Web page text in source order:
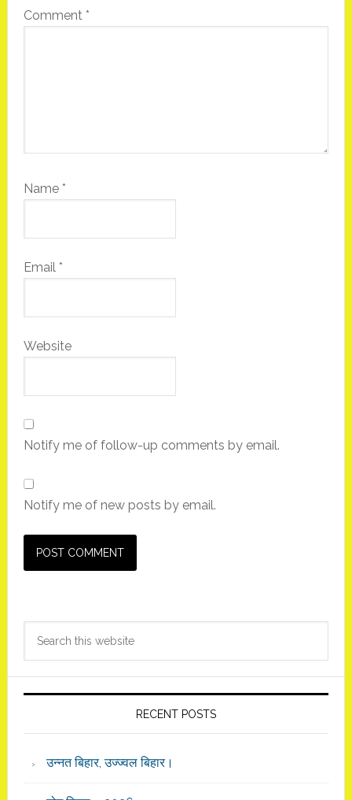
Comment *
Name *
Email *
Website
Notify me of follow-up comments by email.
Notify me of new posts by email.
Primary
Sidebar
RECENT POSTS
उन्नत बिहार, उज्ज्वल बिहार।